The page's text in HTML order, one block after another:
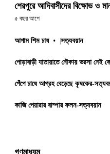
শেরপুরে আদিবাসীদের বিক্ষোভ ও
৫ বছর আগে
আগাম শিম চাষ • |সত্যবয়ান
পোড়াবাড়ী যাতায়াতে নৌকায় ভরসা নেই
পেঁপে চাষে আগ্রহ বেড়েছে কৃষকের-
কাজি পেয়ারার বাম্পার ফলন-সত্যবয়ান
গণমাধ্যম